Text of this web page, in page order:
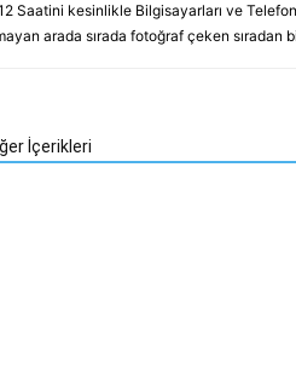
Saatini kesinlikle Bilgisayarları ve
arada sırada fotoğraf çeken sıradan
İçerikleri